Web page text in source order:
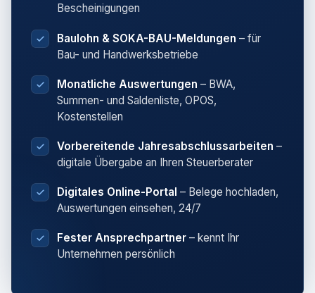
Bescheinigungen
Baulohn & SOKA-BAU-Meldungen – für
Bau- und Handwerksbetriebe
Monatliche Auswertungen – BWA,
Summen- und Saldenliste, OPOS,
Kostenstellen
Vorbereitende Jahresabschlussarbeiten –
digitale Übergabe an Ihren Steuerberater
Digitales Online-Portal – Belege hochladen,
Auswertungen einsehen, 24/7
Fester Ansprechpartner – kennt Ihr
Unternehmen persönlich